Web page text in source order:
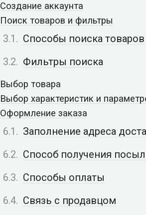
Создание аккаунта
Поиск товаров и фильтры
Способы поиска товаров
Фильтры поиска
Выбор товара
Выбор характеристик и
Оформление заказа
Заполнение адреса
Способ получения
Способы оплаты
Связь с продавцом